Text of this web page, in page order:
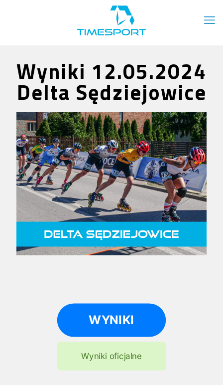
Wyniki 12.05.2024
Delta Sędziejowice
WYNIKI
Wyniki oficjalne